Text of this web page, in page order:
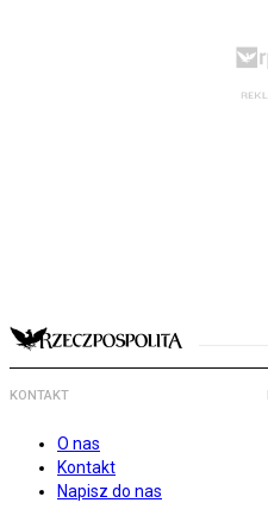
KONTAKT
O nas
Kontakt
Napisz do nas